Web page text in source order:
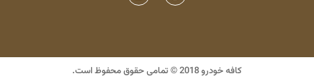
کافه خودرو 2018 © تمامی حقوق محفوظ است.